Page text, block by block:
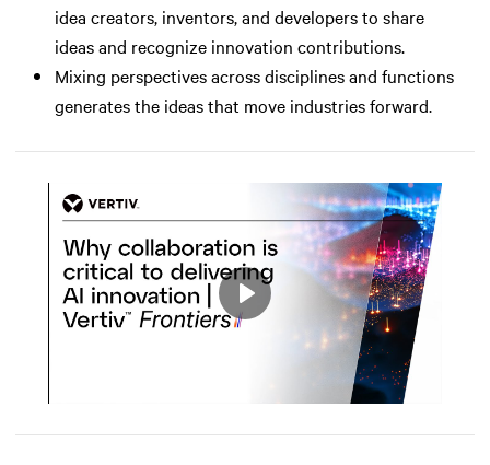
idea creators, inventors, and developers to share
ideas and recognize innovation contributions.
Mixing perspectives across disciplines and functions
generates the ideas that move industries forward.
Settings
Play